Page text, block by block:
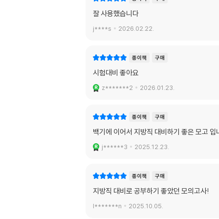
잘 사용했습니다
j****s 2026.02.22.
종이책 구매
시험대비 좋아요
z*******2 2026.01.23.
종이책 구매
백기에 이어서 지방직 대비하기 좋은 모고 입
j******3 2025.12.23.
종이책 구매
지방직 대비로 공부하기 좋았던 모의고사!
l*******n 2025.10.05.